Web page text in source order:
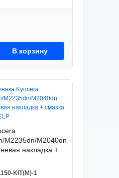
В корзину
M2235dn/M2040dn
накладка +
KIT(M)-1